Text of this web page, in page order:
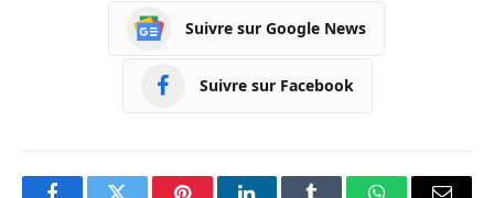
Suivre sur Google News
Suivre sur Facebook